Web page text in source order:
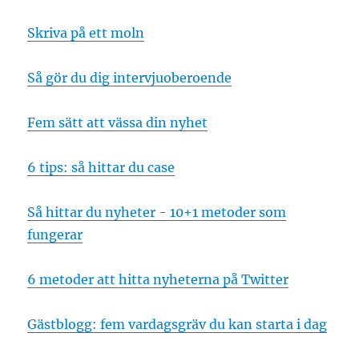
Skriva på ett moln
Så gör du dig intervjuoberoende
Fem sätt att vässa din nyhet
6 tips: så hittar du case
Så hittar du nyheter - 10+1 metoder som
fungerar
6 metoder att hitta nyheterna på Twitter
Gästblogg: fem vardagsgräv du kan starta i dag